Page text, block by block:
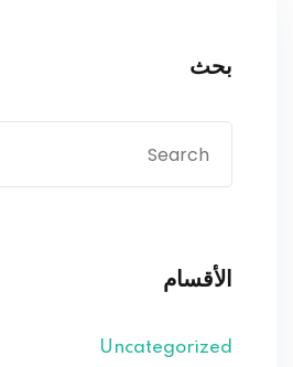
بحث
الأقسام
Uncategorized